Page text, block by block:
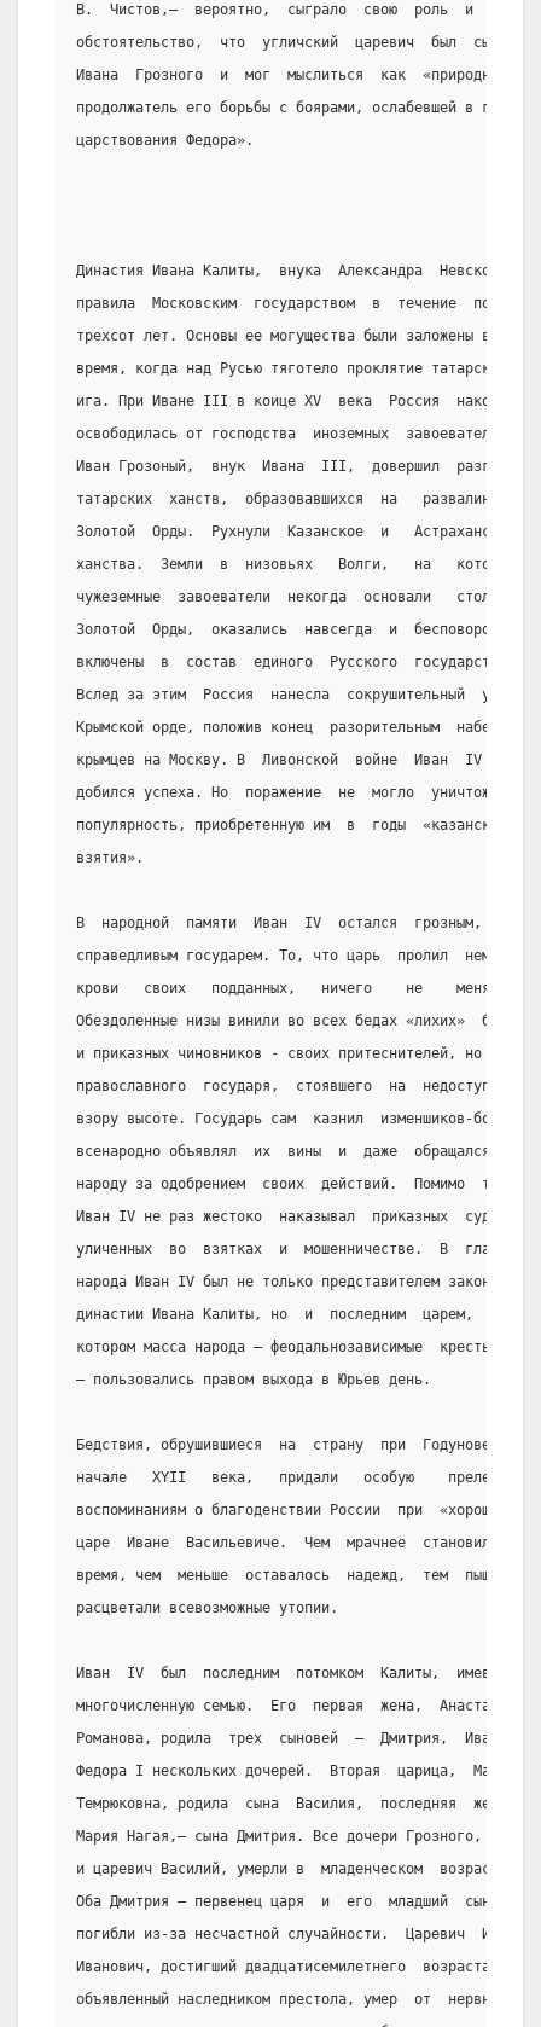
В.  Чистов,—  вероятно,  сыграло  свою  роль  и   то
обстоятельство,  что  угличский  царевич  был  сыном
Ивана  Грозного  и  мог  мыслиться  как  «природный»
продолжатель его борьбы с боярами, ослабевшей в годы
царствования Федора».
Династия Ивана Калиты,  внука  Александра  Невского,
правила  Московским  государством  в  течение  почти
трехсот лет. Основы ее могущества были заложены в то
время, когда над Русью тяготело проклятие татарского
ига. При Иване III в коице XV  века  Россия  наконец
освободилась от господства  иноземных  завоевателей.
Иван Грозоный,  внук  Ивана  III,  довершил  разгром
татарских  ханств,  образовавшихся  на   развалинах.
Золотой  Орды.  Рухнули  Казанское  и   Астраханское
ханства.  Земли  в  низовьях   Волги,   на   которых
чужеземные  завоеватели  некогда  основали   столицу
Золотой  Орды,  оказались  навсегда  и  бесповоротно
включены  в  состав  единого  Русского  государства.
Вслед за этим  Россия  нанесла  сокрушительный  удар
Крымской орде, положив конец  разорительным  набегам
крымцев на Москву. В  Ливонской  войне  Иван  IV  не
добился успеха. Но  поражение  не  могло  уничтожить
популярность, приобретенную им  в  годы  «казанского
взятия».
В  народной  памяти  Иван  IV  остался  грозным,  по
справедливым государем. То, что царь  пролил  немало
крови   своих   подданных,   ничего    не    меняло.
Обездоленные низы винили во всех бедах «лихих»  бояр
и приказных чиновников - своих притеснителей, но  не
православного  государя,  стоявшего  на  недоступной
взору высоте. Государь сам  казнил  изменшиков-бояр,
всенародно объявлял  их  вины  и  даже  обращался  к
народу за одобрением  своих  действий.  Помимо  того
Иван IV не раз жестоко  наказывал  приказных  судей,
уличенных  во  взятках  и  мошенничестве.  В  глазах
народа Иван IV был не только представителем законной
династии Ивана Калиты, но  и  последним  царем,  при
котором масса народа — феодальнозависимые  крестьяне
— пользовались правом выхода в Юрьев день.
Бедствия, обрушившиеся  на  страну  при  Годунове  в
начале   ХYII   века,   придали   особую    прелесть
воспоминаниям о благоденствии России  при  «хорошем»
царе  Иване  Васильевиче.  Чем  мрачнее  становилось
время, чем  меньше  оставалось  надежд,  тем  пышнее
расцветали всевозможные утопии.
Иван  IV  был  последним  потомком  Калиты,  имевшим
многочисленную семью.  Его  первая  жена,  Анастасия
Романова, родила  трех  сыновей  —  Дмитрия,  Ивана,
Федора I нескольких дочерей.  Вторая  царица,  Мария
Темрюковна, родила  сына  Василия,  последняя  жена,
Мария Нагая,— сына Дмитрия. Все дочери Грозного, как
и царевич Василий, умерли в  младенческом  возрасте.
Оба Дмитрия — первенец царя  и  его  младший  сын  —
погибли из-за несчастной случайности.  Царевич  Иван
Иванович, достигший двадцатисемилетнего  возраста  и
объявленный наследником престола, умер  от  нервного